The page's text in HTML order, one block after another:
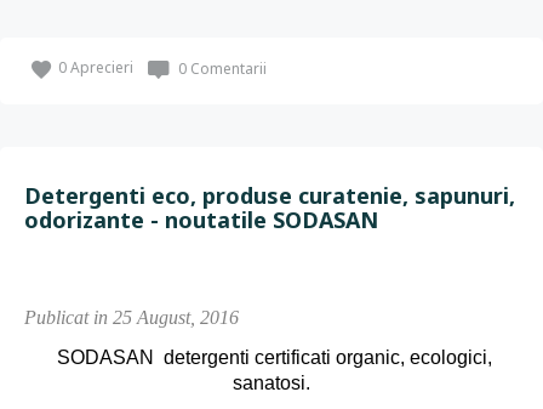
0Aprecieri 0 Comentarii
Detergenti eco, produse curatenie, sapunuri,
odorizante - noutatile SODASAN
Publicat in 25 August, 2016
SODASAN
detergenti certificati organic, ecologici,
sanatosi.